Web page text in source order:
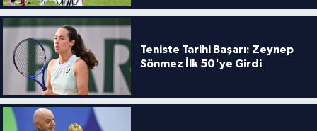
Teniste Tarihi Başarı: Zeynep
Sönmez İlk 50'ye Girdi